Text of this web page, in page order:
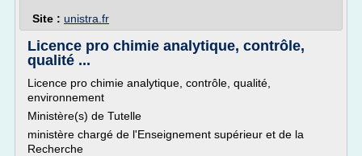
Site : unistra.fr
Licence pro chimie analytique, contrôle,
qualité ...
Licence pro chimie analytique, contrôle, qualité,
environnement
Ministère(s) de Tutelle
ministère chargé de l'Enseignement supérieur et de la
Recherche